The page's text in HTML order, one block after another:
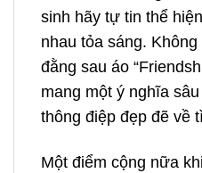
sinh hãy tự tin thể
nhau tỏa sáng.
đằng sau áo
mang một ý nghĩa
thông điệp đẹp đẽ về
Một điểm cộng nữa